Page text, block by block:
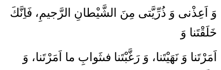
وَ اَعِذْنى وَ ذُرِّيَّتى مِنَ الشَّيْطانِ الرَّجيمِ، فَاِنَّكَ
خَلَقْتَنا وَ
اَمَرْتَنا وَ نَهَيْتَنا، وَ رَغَّبْتَنا فى‏ثَوابِ ما اَمَرْتَنا، وَ